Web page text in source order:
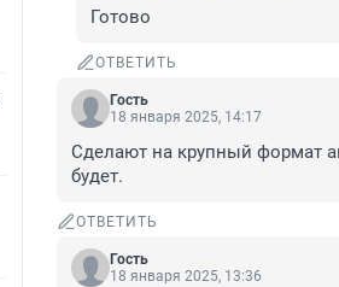
Готово
ОТВЕТИТЬ
Гость
18 января 2025, 14:17
Сделают на крупный формат
будет.
ОТВЕТИТЬ
Гость
18 января 2025, 13:36